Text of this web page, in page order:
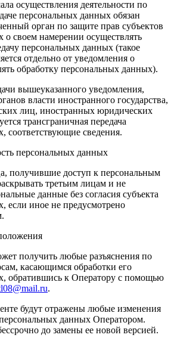
осуществления деятельности по
персональных данных обязан
орган по защите прав субъектов
о своем намерении осуществлять
персональных данных (такое
отдельно от уведомления о
обработку персональных данных).
вышеуказанного уведомления,
власти иностранного государства,
лиц, иностранных юридических
трансграничная передача
соответствующие сведения.
персональных данных
получившие доступ к персональным
третьим лицам и не
данные без согласия субъекта
если иное не предусмотрено
получить любые разъяснения по
касающимся обработки его
обратившись к Оператору с помощью
.
будут отражены любые изменения
данных Оператором.
до замены ее новой версией.